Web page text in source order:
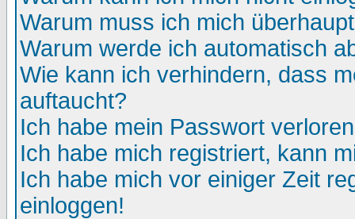
Warum muss ich mich
Warum werde ich automatisch
Wie kann ich verhindern, dass
auftaucht?
Ich habe mein Passwort
Ich habe mich registriert, kann
Ich habe mich vor einiger Zeit
einloggen!